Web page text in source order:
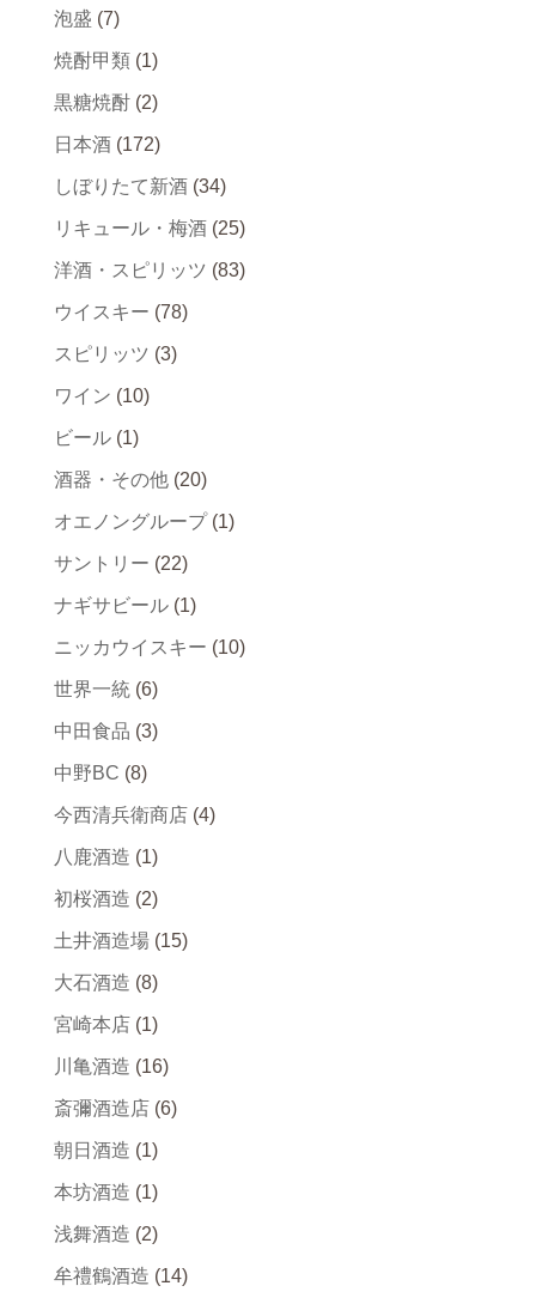
泡盛 (7)
焼酎甲類 (1)
黒糖焼酎 (2)
日本酒 (172)
しぼりたて新酒 (34)
リキュール・梅酒 (25)
洋酒・スピリッツ (83)
ウイスキー (78)
スピリッツ (3)
ワイン (10)
ビール (1)
酒器・その他 (20)
オエノングループ (1)
サントリー (22)
ナギサビール (1)
ニッカウイスキー (10)
世界一統 (6)
中田食品 (3)
中野BC (8)
今西清兵衛商店 (4)
八鹿酒造 (1)
初桜酒造 (2)
土井酒造場 (15)
大石酒造 (8)
宮崎本店 (1)
川亀酒造 (16)
斎彌酒造店 (6)
朝日酒造 (1)
本坊酒造 (1)
浅舞酒造 (2)
牟禮鶴酒造 (14)